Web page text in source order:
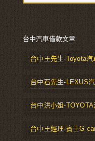
台中汽車借款文章
台中王先生-Toyota汽
台中石先生-LEXUS
台中洪小姐-
台中王經理-賓士G